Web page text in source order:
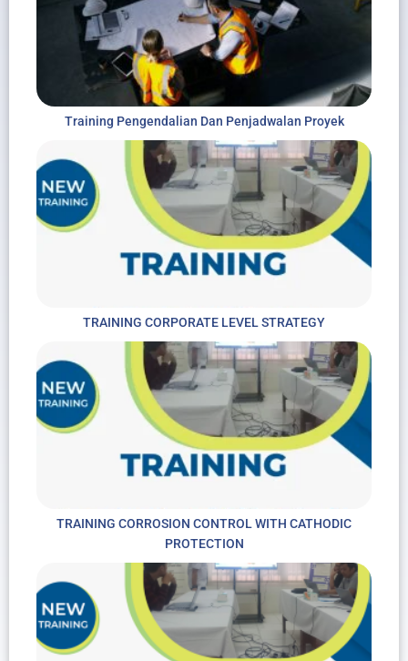
Training Pengendalian Dan Penjadwalan Proyek
TRAINING CORPORATE LEVEL STRATEGY
TRAINING CORROSION CONTROL WITH CATHODIC
PROTECTION